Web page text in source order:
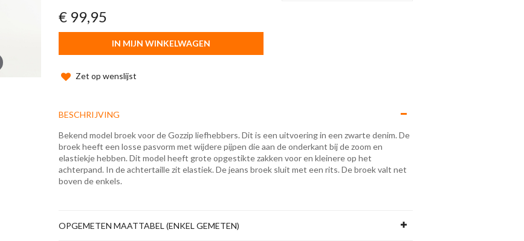
€ 99,95
IN MIJN WINKELWAGEN
Zet op wenslijst
BESCHRIJVING
Bekend model broek voor de Gozzip liefhebbers. Dit is een uitvoering in een zwarte denim. De
broek heeft een losse pasvorm met wijdere pijpen die aan de onderkant bij de zoom en
elastiekje hebben. Dit model heeft grote opgestikte zakken voor en kleinere op het
achterpand. In de achtertaille zit elastiek. De jeans broek sluit met een rits. De broek valt net
boven de enkels.
OPGEMETEN MAATTABEL (ENKEL GEMETEN)